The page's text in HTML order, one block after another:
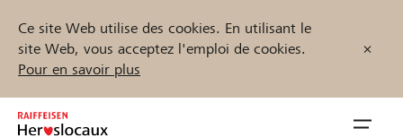
Ce site Web utilise des cookies. En utilisant le
site Web, vous acceptez l'emploi de cookies.
Pour en savoir plus
Inhalt